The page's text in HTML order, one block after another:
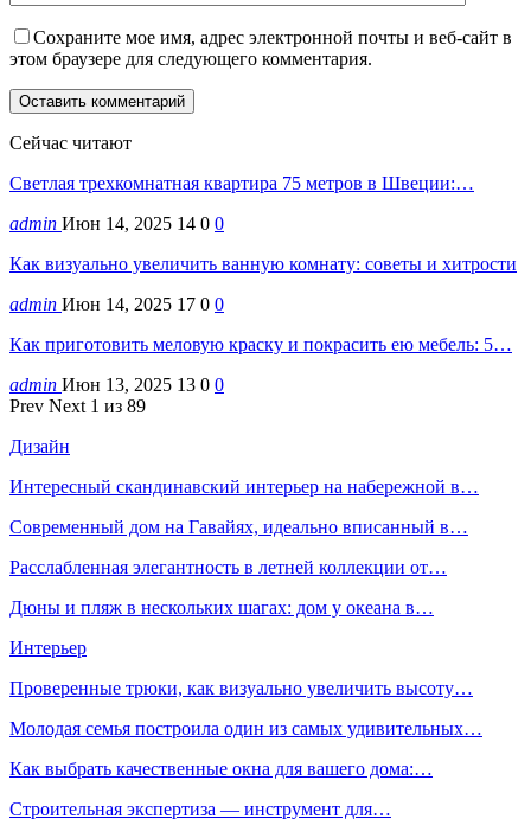
Сохраните мое имя, адрес электронной почты и веб-сайт в
этом браузере для следующего комментария.
Сейчас читают
Светлая трехкомнатная квартира 75 метров в Швеции:…
admin Июн 14, 2025 14 0 0
Как визуально увеличить ванную комнату: советы и хитрости
admin Июн 14, 2025 17 0 0
Как приготовить меловую краску и покрасить ею мебель: 5…
admin Июн 13, 2025 13 0 0
Prev Next 1 из 89
Дизайн
Интересный скандинавский интерьер на набережной в…
Современный дом на Гавайях, идеально вписанный в…
Расслабленная элегантность в летней коллекции от…
Дюны и пляж в нескольких шагах: дом у океана в…
Интерьер
Проверенные трюки, как визуально увеличить высоту…
Молодая семья построила один из самых удивительных…
Как выбрать качественные окна для вашего дома:…
Строительная экспертиза — инструмент для…